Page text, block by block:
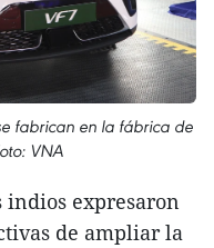
fabrican en la fábrica de
VNA
indios expresaron
de ampliar la